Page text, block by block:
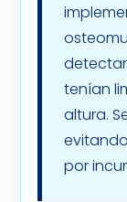
tenían
altura.
por